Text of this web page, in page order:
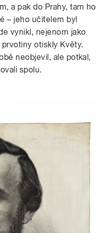
a pak do Prahy, tam ho
– jeho učitelem byl
vynikl, nejenom jako
otiskly Květy.
neobjevil, ale potkal,
spolu.